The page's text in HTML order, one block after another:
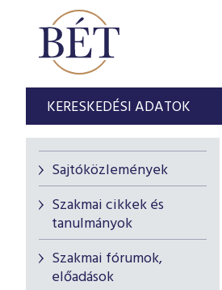
KERESKEDÉSI ADATOK
Sajtóközlemények
Szakmai cikkek és
tanulmányok
Szakmai fórumok,
előadások